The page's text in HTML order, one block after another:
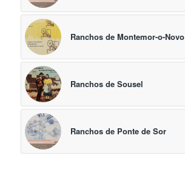
Ranchos de Montemor-o-Novo
Ranchos de Sousel
Ranchos de Ponte de Sor